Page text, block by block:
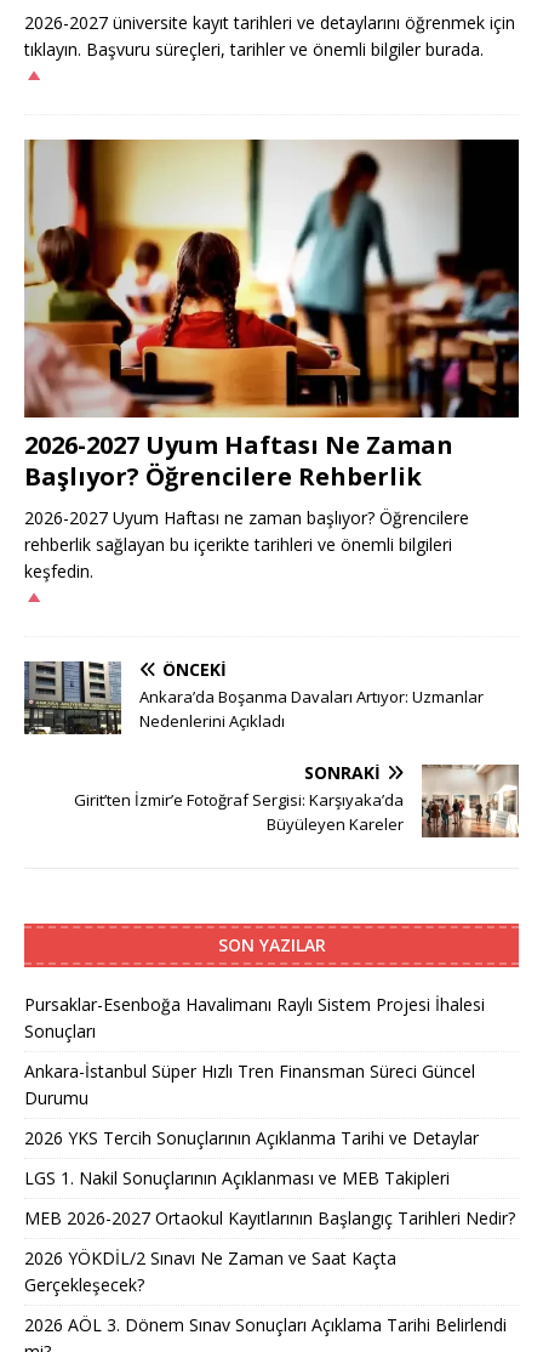
2026-2027 üniversite kayıt tarihleri ve detaylarını öğrenmek için
tıklayın. Başvuru süreçleri, tarihler ve önemli bilgiler burada.
2026-2027 Uyum Haftası Ne Zaman
Başlıyor? Öğrencilere Rehberlik
2026-2027 Uyum Haftası ne zaman başlıyor? Öğrencilere
rehberlik sağlayan bu içerikte tarihleri ve önemli bilgileri
keşfedin.
ÖNCEKI
Ankara’da Boşanma Davaları Artıyor: Uzmanlar
Nedenlerini Açıkladı
SONRAKI
Girit’ten İzmir’e Fotoğraf Sergisi: Karşıyaka’da
Büyüleyen Kareler
SON YAZILAR
Pursaklar-Esenboğa Havalimanı Raylı Sistem Projesi İhalesi
Sonuçları
Ankara-İstanbul Süper Hızlı Tren Finansman Süreci Güncel
Durumu
2026 YKS Tercih Sonuçlarının Açıklanma Tarihi ve Detaylar
LGS 1. Nakil Sonuçlarının Açıklanması ve MEB Takipleri
MEB 2026-2027 Ortaokul Kayıtlarının Başlangıç Tarihleri Nedir?
2026 YÖKDİL/2 Sınavı Ne Zaman ve Saat Kaçta
Gerçekleşecek?
2026 AÖL 3. Dönem Sınav Sonuçları Açıklama Tarihi Belirlendi